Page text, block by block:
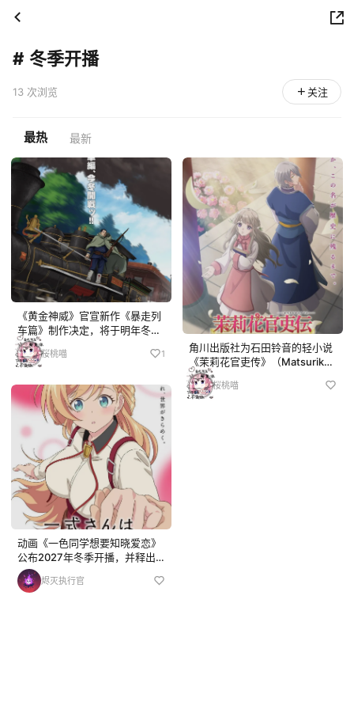
# 冬季开播
13 次浏览 关注
最热 最新
《黄金神威》官宣新作《暴走列
车篇》制作决定，将于明年冬季
开播，官方同步公开先导视觉
图。 本作改编自野田悟的历史冒
册，曾获多项漫画大奖。系列此
前已推出五季动画，海外平台...
桜桃喵 1
角川出版社为石田铃音的轻小说
《茉莉花官吏传》（Matsurika
Kanriden / The Legend of Bur
eaucrat Matsurika）TV 动画版
桜桃喵
动画《一色同学想要知晓爱恋》
公布2027年冬季开播，并释出
主演声优、新增制作人员与先导
预告。烬灭执行官